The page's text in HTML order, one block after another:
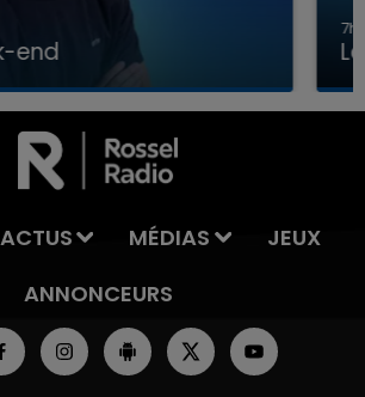
WEEK-END
end
ACTUS MÉDIAS
JEUX
ANNONCEURS